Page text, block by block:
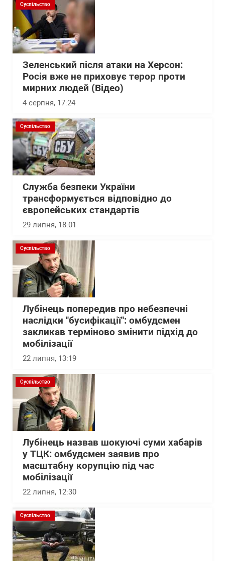
Суспільство
Зеленський після атаки на Херсон:
Росія вже не приховує терор проти
мирних людей (Відео)
4 серпня, 17:24
Суспільство
Служба безпеки України
трансформується відповідно до
європейських стандартів
29 липня, 18:01
Суспільство
Лубінець попередив про небезпечні
наслідки "бусифікації": омбудсмен
закликав терміново змінити підхід до
мобілізації
22 липня, 13:19
Суспільство
Лубінець назвав шокуючі суми хабарів
у ТЦК: омбудсмен заявив про
масштабну корупцію під час
мобілізації
22 липня, 12:30
Суспільство